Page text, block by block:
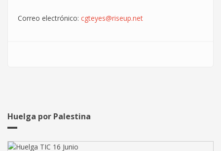
Correo electrónico: cgteyes@riseup.net
Huelga por Palestina